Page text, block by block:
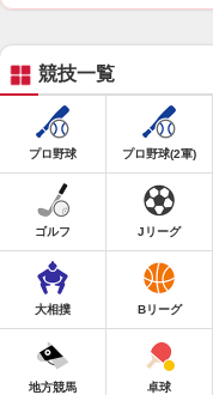
競技一覧
プロ野球 プロ野球(2軍)
ゴルフ Jリーグ
大相撲 Bリーグ
地方競馬 卓球